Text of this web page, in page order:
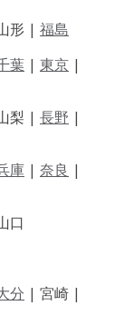
形 | 福島
葉 | 東京 |
梨 | 長野 |
庫 | 奈良 |
口
分 | 宮崎 |